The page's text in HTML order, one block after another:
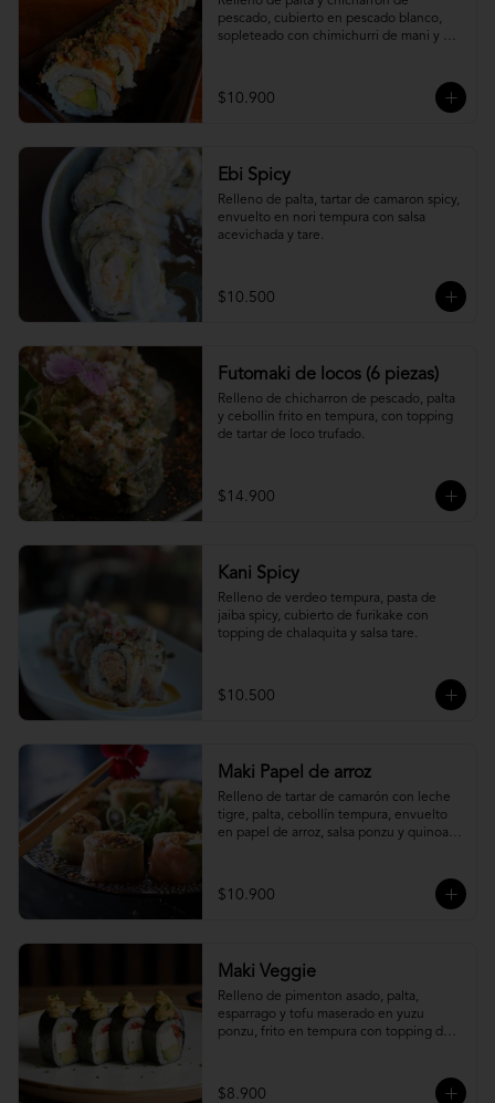
pescado, cubierto en pescado blanco,
sopleteado con chimichurri de mani y
$10.900
Ebi Spicy
Relleno de palta, tartar de camaron spicy,
envuelto en nori tempura con salsa
acevichada y tare.
$10.500
Futomaki de locos (6 piezas)
Relleno de chicharron de pescado, palta
y cebollin frito en tempura, con topping
de tartar de loco trufado.
$14.900
Kani Spicy
Relleno de verdeo tempura, pasta de
jaiba spicy, cubierto de furikake con
topping de chalaquita y salsa tare.
$10.500
Maki Papel de arroz
Relleno de tartar de camarón con leche
tigre, palta, cebollín tempura, envuelto
en papel de arroz, salsa ponzu y quinoa
$10.900
Maki Veggie
Relleno de pimenton asado, palta,
esparrago y tofu maserado en yuzu
ponzu, frito en tempura con topping de
$8.900